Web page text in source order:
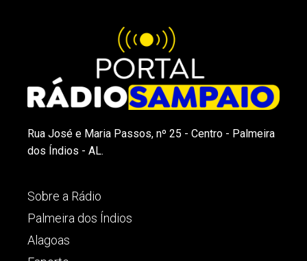
Rua José e Maria Passos, nº 25 - Centro - Palmeira
dos Índios - AL.
Sobre a Rádio
Palmeira dos Índios
Alagoas